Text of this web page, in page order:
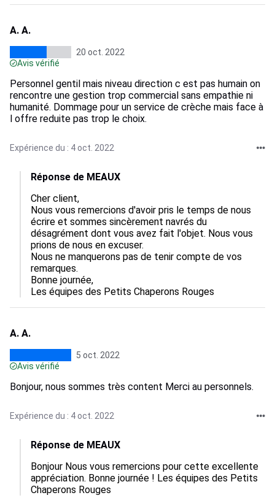
A. A.
20 oct. 2022
Avis vérifié
Personnel gentil mais niveau direction c est pas humain on
rencontre une gestion trop commercial sans empathie ni
humanité. Dommage pour un service de crèche mais face à
l offre reduite pas trop le choix.
Expérience du : 4 oct. 2022
Réponse de MEAUX
Cher client,
Nous vous remercions d'avoir pris le temps de nous
écrire et sommes sincèrement navrés du
désagrément dont vous avez fait l'objet. Nous vous
prions de nous en excuser.
Nous ne manquerons pas de tenir compte de vos
remarques.
Bonne journée,
Les équipes des Petits Chaperons Rouges
A. A.
5 oct. 2022
Avis vérifié
Bonjour, nous sommes très content Merci au personnels.
Expérience du : 4 oct. 2022
Réponse de MEAUX
Bonjour Nous vous remercions pour cette excellente
appréciation. Bonne journée ! Les équipes des Petits
Chaperons Rouges